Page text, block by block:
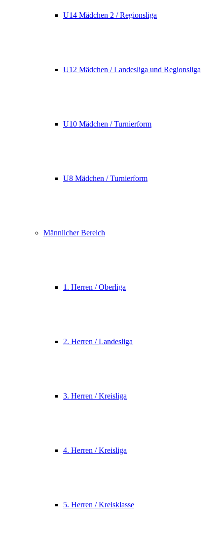
U14 Mädchen 2 / Regionsliga
U12 Mädchen / Landesliga und Regionsliga
U10 Mädchen / Turnierform
U8 Mädchen / Turnierform
Männlicher Bereich
1. Herren / Oberliga
2. Herren / Landesliga
3. Herren / Kreisliga
4. Herren / Kreisliga
5. Herren / Kreisklasse